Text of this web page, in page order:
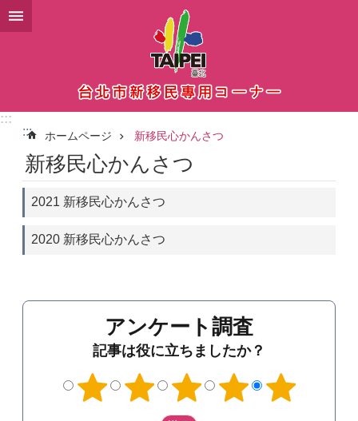
メインコンテンツブロックにスキップ
:::
:::
ホームページ 新移民心かんさつ
新移民心かんさつ
2021 新移民心かんさつ
2020 新移民心かんさつ
アンケート調査
記事は役に立ちましたか？